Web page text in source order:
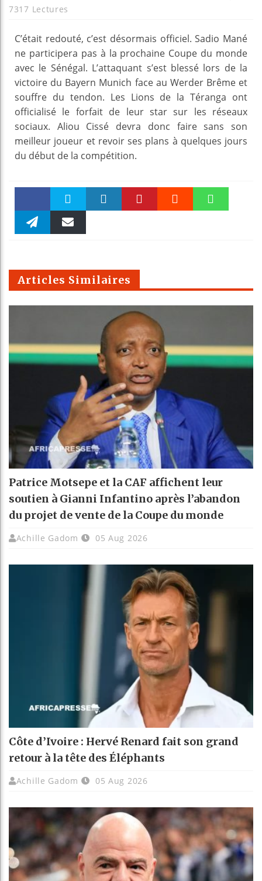
7317 Lectures
C’était redouté, c’est désormais officiel. Sadio Mané
ne participera pas à la prochaine Coupe du monde
avec le Sénégal. L’attaquant s’est blessé lors de la
victoire du Bayern Munich face au Werder Brême et
souffre du tendon. Les Lions de la Téranga ont
officialisé le forfait de leur star sur les réseaux
sociaux. Aliou Cissé devra donc faire sans son
meilleur joueur et revoir ses plans à quelques jours
du début de la compétition.
Faceboo Twitter
m
Articles Similaires
Patrice Motsepe et la CAF affichent leur
soutien à Gianni Infantino après l’abandon
du projet de vente de la Coupe du monde
Achille Gadom 05 Aug 2026
Côte d’Ivoire : Hervé Renard fait son grand
retour à la tête des Éléphants
Achille Gadom 05 Aug 2026